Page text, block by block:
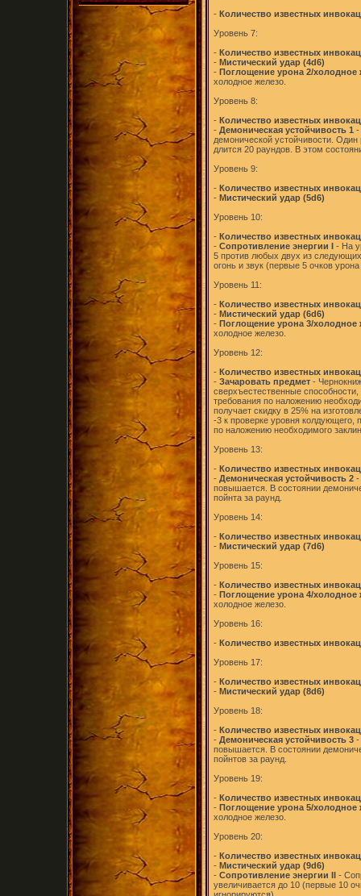
- Количество известных
Уровень 7:
- Количество известных
- Мистический удар (4d6)
- Поглощение урона 2/холодное
холодное железо.
Уровень 8:
- Количество известных
- Демоническая устойчивость 1 -
демонической устойчивости. Один
длится 20 раундов. В этом
Уровень 9:
- Количество известных
- Мистический удар (5d6)
Уровень 10:
- Количество известных
- Сопротивление энергии I - На
5 против любых двух из следующих
огонь и звук (первые 5 очков
Уровень 11:
- Количество известных
- Мистический удар (6d6)
- Поглощение урона 3/холодное
холодное железо.
Уровень 12:
- Количество известных
- Зачаровать предмет -
сверхъестественные
требования по наложению
получает скидку в 25% на
-3 к проверке уровня
по наложению необходимого
Уровень 13:
- Количество известных
- Демоническая устойчивость 2 -
повышается. В состоянии
пойнта за раунд.
Уровень 14:
- Количество известных
- Мистический удар (7d6)
Уровень 15:
- Количество известных
- Поглощение урона 4/холодное
холодное железо.
Уровень 16:
- Количество известных
Уровень 17:
- Количество известных
- Мистический удар (8d6)
Уровень 18:
- Количество известных
- Демоническая устойчивость 3 -
повышается. В состоянии
пойнтов за раунд.
Уровень 19:
- Количество известных
- Поглощение урона 5/холодное
холодное железо.
Уровень 20:
- Количество известных
- Мистический удар (9d6)
- Сопротивление энергии II -
увеличивается до 10 (первые 10